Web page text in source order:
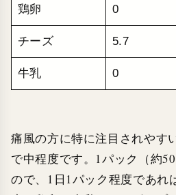
鶏卵 0
チーズ 5.7
牛乳 0
痛風の方に特に注目されやす
で中程度です。1パック（約
ので、1日1パック程度であれ